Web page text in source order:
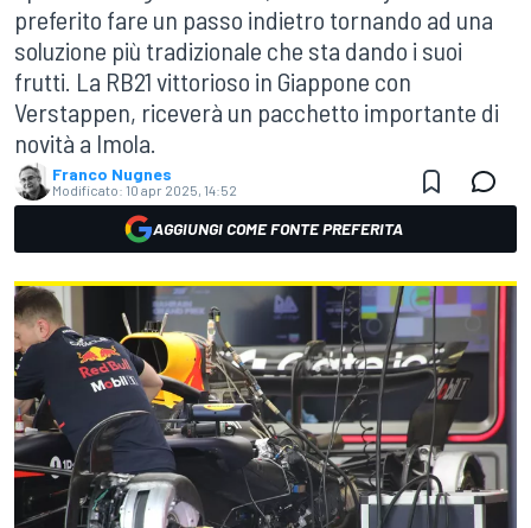
preferito fare un passo indietro tornando ad una
soluzione più tradizionale che sta dando i suoi
frutti. La RB21 vittorioso in Giappone con
Verstappen, riceverà un pacchetto importante di
novità a Imola.
Franco Nugnes
Modificato: 10 apr 2025, 14:52
AGGIUNGI COME FONTE PREFERITA